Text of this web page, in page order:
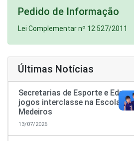
Pedido de Informação
Lei Complementar nº 12.527/2011
Últimas Notícias
Secretarias de Esporte e
jogos interclasse na Escola
Medeiros
13/07/2026